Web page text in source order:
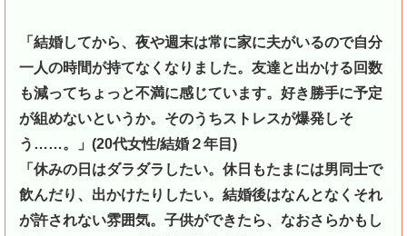
「結婚してから、夜や週末は常に家に夫がいるので自分
一人の時間が持てなくなりました。友達と出かける回数
も減ってちょっと不満に感じています。好き勝手に予定
が組めないというか。そのうちストレスが爆発しそ
う……。」(20代女性/結婚２年目)
「休みの日はダラダラしたい。休日もたまには男同士で
飲んだり、出かけたりしたい。結婚後はなんとなくそれ
が許されない雰囲気。子供ができたら、なおさらかもし